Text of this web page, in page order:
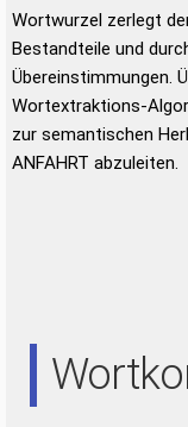
Wortwurzel zerlegt
Bestandteile und
Übereinstimmungen.
Wortextraktions-
zur semantischen
ANFAHRT abzuleiten.